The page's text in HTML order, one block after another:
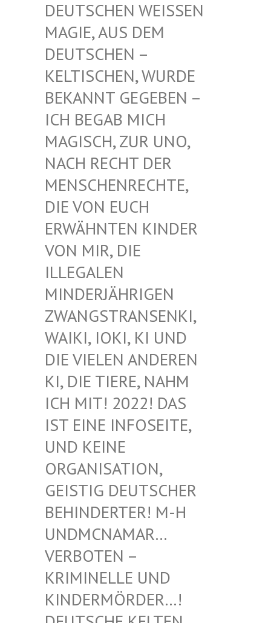
DEUTSCHEN WEISSEN M
AGIE, AUS DEM D
EUTSCHEN – K
ELTISCHEN, WURDE B
EKANNT GEGEBEN – I
CH BEGAB MICH M
AGISCH, ZUR UNO, N
ACH RECHT DER M
ENSCHENRECHTE, D
IE VON EUCH E
RWÄHNTEN KINDER V
ON MIR, DIE I
LLEGALEN M
INDERJÄHRIGEN Z
WANGSTRANSENKI, W
AIKI, IOKI, KI UND D
IE VIELEN ANDEREN K
I, DIE TIERE, NAHM I
CH MIT! 2022! DAS I
ST EINE INFOSEITE, U
ND KEINE O
RGANISATION, G
EISTIG DEUTSCHER B
EHINDERTER! M-H U
NDMCNAMAR… V
ERBOTEN – K
RIMINELLE UND K
INDERMÖRDER…! D